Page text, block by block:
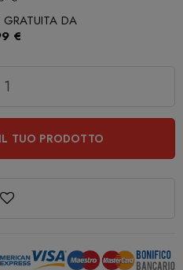
GRATUITA DA
€
TUO PRODOTTO